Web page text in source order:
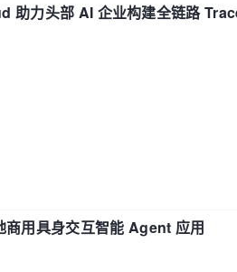
助力头部 AI 企业构建全链路
用具身交互智能 Agent 应用